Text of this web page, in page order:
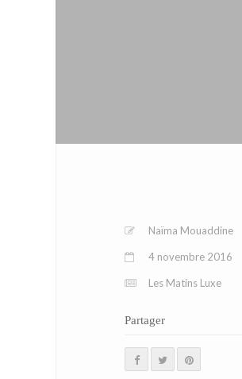
Naïma Mouaddine
4 novembre 2016
Les Matins Luxe
Partager